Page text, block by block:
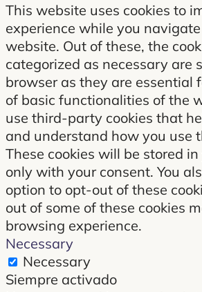
This website uses cookies to
experience while you
website. Out of these, the
categorized as necessary are
browser as they are essential
of basic functionalities of the
use third-party cookies that
and understand how you use
These cookies will be stored
only with your consent. You
option to opt-out of these
out of some of these cookies
browsing experience.
Necessary
Necessary
Siempre activado